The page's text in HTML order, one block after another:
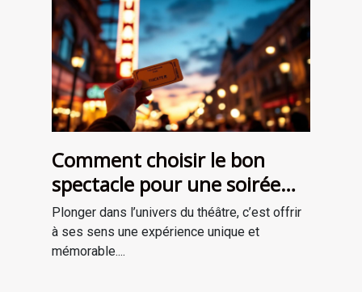
Comment choisir le bon
spectacle pour une soirée
théâtrale inoubliable ?
Plonger dans l’univers du théâtre, c’est offrir
à ses sens une expérience unique et
mémorable....